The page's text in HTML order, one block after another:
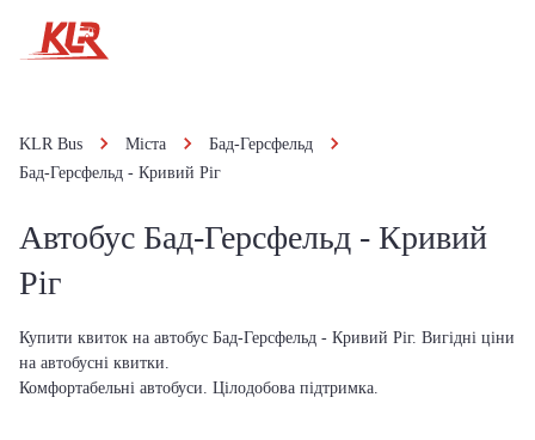
KLR Bus Міста
Бад-Герсфельд
Бад-Герсфельд - Кривий Ріг
Автобус Бад-Герсфельд - Кривий
Ріг
Купити квиток на автобус Бад-Герсфельд - Кривий Ріг. Вигідні ціни
на автобусні квитки.
Комфортабельні автобуси. Цілодобова підтримка.